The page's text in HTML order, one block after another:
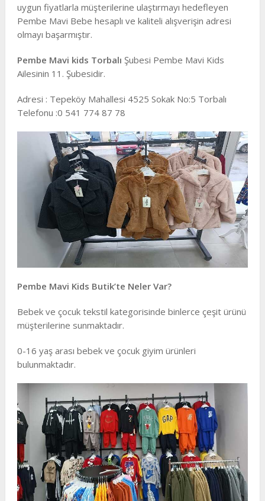
uygun fiyatlarla müşterilerine ulaştırmayı hedefleyen
Pembe Mavi Bebe hesaplı ve kaliteli alışverişin adresi
olmayı başarmıştır.
Pembe Mavi kids Torbalı Şubesi Pembe Mavi Kids
Ailesinin 11. Şubesidir.
Adresi : Tepeköy Mahallesi 4525 Sokak No:5 Torbalı
Telefonu :0 541 774 87 78
Pembe Mavi Kids Butik’te Neler Var?
Bebek ve çocuk tekstil kategorisinde binlerce çeşit ürünü
müşterilerine sunmaktadır.
0-16 yaş arası bebek ve çocuk giyim ürünleri
bulunmaktadır.